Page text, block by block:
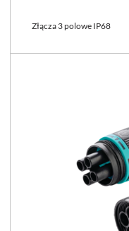
Złącza 3 polowe IP68